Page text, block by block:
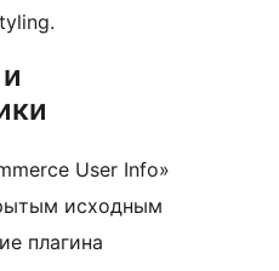
User Info»
исходным
плагина